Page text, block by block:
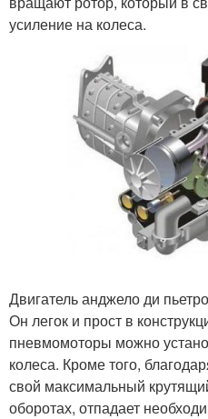
усиление на колеса.
Двигатель анджело ди
Он легок и прост в
пневмомоторы можно
колеса. Кроме того,
свой максимальный
оборотах, отпадает